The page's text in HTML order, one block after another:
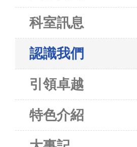
科室訊息
認識我們
引領卓越
特色介紹